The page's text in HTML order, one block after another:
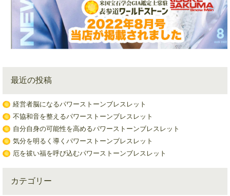
最近の投稿
経営者脳になるパワーストーンブレスレット
不協和音を整えるパワーストーンブレスレット
自分自身の可能性を高めるパワーストーンブレスレット
気分を明るく導くパワーストーンブレスレット
厄を祓い福を呼び込むパワーストーンブレスレット
カテゴリー